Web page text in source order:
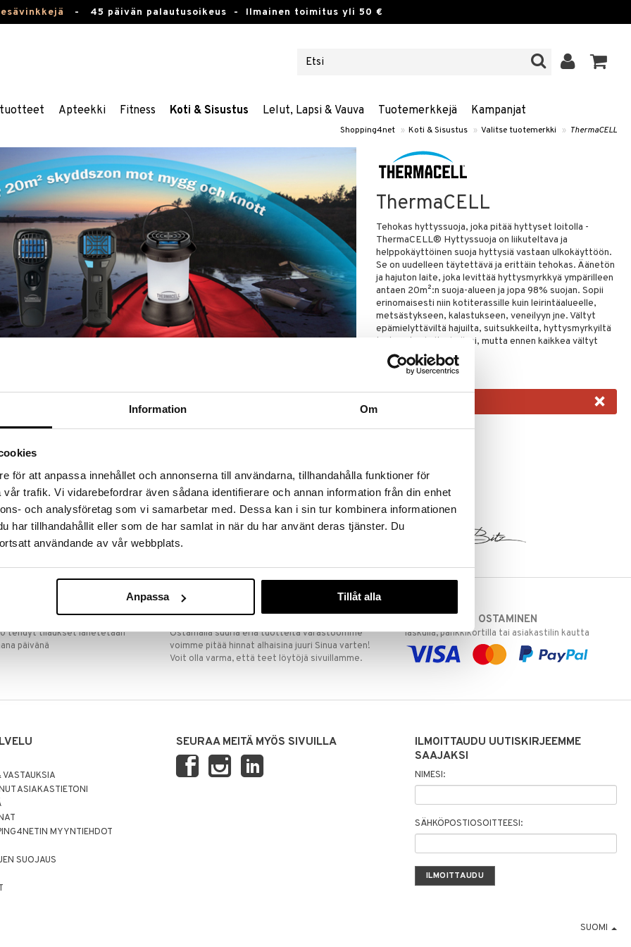
Information Om
för att anpassa innehållet och annonserna till användarna, tillhandahålla funktioner för
trafik. Vi vidarebefordrar även sådana identifierare och annan information från din enhet
och analysföretag som vi samarbetar med. Dessa kan i sin tur kombinera informationen
har tillhandahållit eller som de har samlat in när du har använt deras tjänster. Du
användande av vår webbplats.
Anpassa Tillåt alla
- 45 päivän palautusoikeus - Ilmainen toimitus yli 50 €
Apteekki Fitness Koti & Sisustus Lelut, Lapsi & Vauva Tuotemerkkejä Kampanjat
Shopping4net » Koti & Sisustus » Valitse tuotemerkki » ThermaCELL
ThermaCELL
Tehokas hyttyssuoja, joka pitää hyttyset loitolla -
ThermaCELL® Hyttyssuoja on liikuteltava ja
helppokäyttöinen suoja hyttysiä vastaan ulkokäyttöön.
Se on uudelleen täytettävä ja erittäin tehokas. Äänetön
ja hajuton laite, joka levittää hyttysmyrkkyä ympärilleen
antaen 20m²:n suoja-alueen ja jopa 98% suojan. Sopii
erinomaisesti niin kotiterassille kuin leirintäalueelle,
metsästykseen, kalastukseen, veneilyyn jne. Vältyt
epämielyttäviltä hajuilta, suitsukkeilta, hyttysmyrkyiltä
tai kemikaaleilta ihollasi, mutta ennen kaikkea vältyt
hyttysiltä!
×
tehdyt tilaukset lähetetään
päivänä
EDULLISET HINNAT
Ostamalla suuria eriä tuotteita varastoomme
voimme pitää hinnat alhaisina juuri Sinua varten!
Voit olla varma, että teet löytöjä sivuillamme.
TURVALLINEN OSTAMINEN
laskulla, pankkikortilla tai asiakastilin kautta
ASIAKASTIETONI
MYYNTIEHDOT
SUOJAUS
SEURAA MEITÄ MYÖS SIVUILLA
ILMOITTAUDU UUTISKIRJEEMME
SAAJAKSI
NIMESI:
SÄHKÖPOSTIOSOITTEESI:
SUOMI